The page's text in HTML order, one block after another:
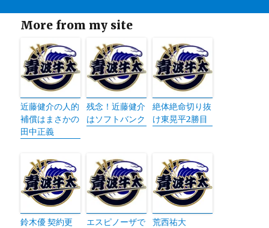
More from my site
近藤健介の人的
補償はまさかの
田中正義
残念！近藤健介
はソフトバンク
絶体絶命切り抜
け東晃平2勝目
鈴木優 契約更
エスピノーザで
荒西祐大